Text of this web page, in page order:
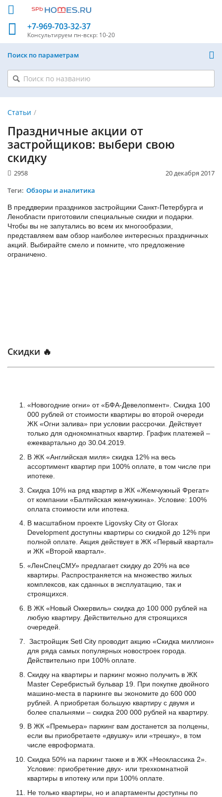
+7-969-703-32-37
Консультируем пн-вскр: 10-20
Поиск по параметрам
Статьи
Праздничные акции от
застройщиков: выбери свою
скидку
20 декабря 2017
2958
Теги: Обзоры и аналитика
В преддверии праздников застройщики Санкт-Петербурга и
Ленобласти приготовили специальные скидки и подарки.
Чтобы вы не запутались во всем их многообразии,
представляем вам обзор наиболее интересных праздничных
акций. Выбирайте смело и помните, что предложение
ограничено.
Скидки 🔥
«Новогодние огни» от «БФА-Девелопмент». Скидка 100
000 рублей от стоимости квартиры во второй очереди
ЖК «Огни залива» при условии рассрочки. Действует
только для однокомнатных квартир. График платежей –
ежеквартально до 30.04.2019.
В ЖК «Английская миля» скидка 12% на весь
ассортимент квартир при 100% оплате, в том числе при
ипотеке.
Скидка 10% на ряд квартир в ЖК «Жемчужный Фрегат»
от компании «Балтийская жемчужина». Условие: 100%
оплата стоимости или ипотека.
В масштабном проекте Ligovsky City от Glorax
Development доступны квартиры со скидкой до 12% при
полной оплате. Акция действует в ЖК «Первый квартал»
и ЖК «Второй квартал».
«ЛенСпецСМУ» предлагает скидку до 20% на все
квартиры. Распространяется на множество жилых
комплексов, как сданных в эксплуатацию, так и
строящихся.
В ЖК «Новый Оккервиль» скидка до 100 000 рублей на
любую квартиру. Действительно для строящихся
очередей.
Застройщик Setl City проводит акцию «Скидка миллион»
для ряда самых популярных новостроек города.
Действительно при 100% оплате.
Скидку на квартиры и паркинг можно получить в ЖК
Master Серебристый бульвар 19. При покупке двойного
машино-места в паркинге вы экономите до 600 000
рублей. А приобретая большую квартиру с двумя и
более спальнями – скидка 200 000 рублей на квартиру.
В ЖК «Премьера» паркинг вам достанется за полцены,
если вы приобретаете «двушку» или «трешку», в том
числе евроформата.
Скидка 50% на паркинг также и в ЖК «Неоклассика 2».
Условие: приобретение двух- или трехкомнатной
квартиры в ипотеку или при 100% оплате.
Не только квартиры, но и апартаменты доступны по